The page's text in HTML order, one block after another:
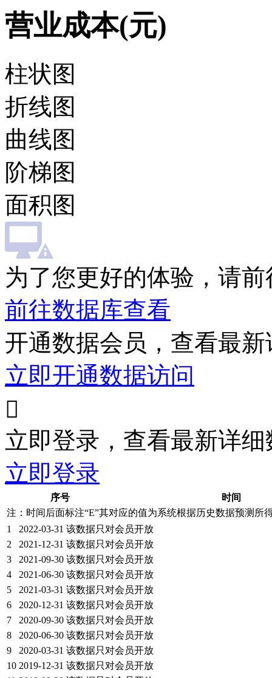
营业成本(元)
柱状图
折线图
曲线图
阶梯图
面积图
为了您更好的体验，请
前往数据库查看
开通数据会员，查看最
立即开通数据访问

立即登录，查看最新详细
立即登录
序号
时间
注：时间后面标注“E”其对应的值为系统根据历史数据预测所
1
2022-03-31 该数据只对会员开放
2
2021-12-31 该数据只对会员开放
3
2021-09-30 该数据只对会员开放
4
2021-06-30 该数据只对会员开放
5
2021-03-31 该数据只对会员开放
6
2020-12-31 该数据只对会员开放
7
2020-09-30 该数据只对会员开放
8
2020-06-30 该数据只对会员开放
9
2020-03-31 该数据只对会员开放
10 2019-12-31 该数据只对会员开放